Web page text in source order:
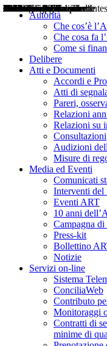
Autorità
Che cos’è
Che cosa fa
Come si
Delibere
Atti e Documenti
Accordi e
Atti di
Pareri,
Relazioni
Relazioni su
Consultazioni
Audizioni
Misure di
Media ed Eventi
Comunicati
Interventi del
Eventi ART
10 anni
Campagna di
Press-kit
Bollettino
Notizie
Servizi on-line
Sistema
ConciliaWeb
Contributo
Monitoraggi
Contratti di
minime di
Delibere
Pareri
Consultazioni
Audizioni
Atti di Segnalazione
Accordi e Protocolli
Relazioni annuali
Misure di regolazione
Notizie
Comunicati Stampa
Bollettini ART
Convegni ART
Interviste del Presidente
Articoli in primo piano
Interventi del Presidente
2004
2005
2010
2013
2014
2015
2016
2017
2018
2019
202
2020
2021
2022
2023
2024
2025
2026
Aereo
Marittimo
Terrestre